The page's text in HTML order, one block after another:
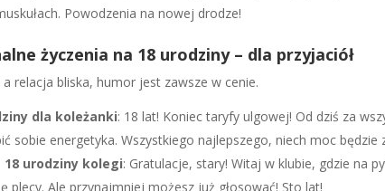
Powodzenia na nowej drodze!
życzenia na 18 urodziny – dla przyjaciół
relacja bliska, humor jest zawsze w cenie.
dla koleżanki: 18 lat! Koniec taryfy ulgowej! Od dziś za
sobie energetyka. Wszystkiego najlepszego, niech moc będzie
urodziny kolegi: Gratulacje, stary! Witaj w klubie, gdzie na
plecy. Ale przynajmniej możesz już głosować! Sto lat!